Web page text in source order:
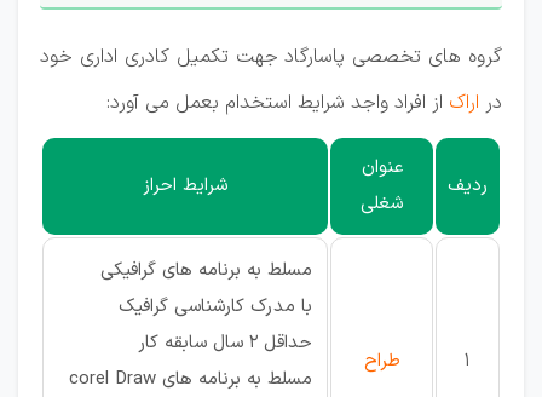
گروه های تخصصی پاسارگاد جهت تکمیل کادری اداری خود
در اراک از افراد واجد شرایط استخدام بعمل می آورد:
ردیف
عنوان
شغلی
شرایط احراز
1 طراح
مسلط به برنامه های گرافیکی
با مدرک کارشناسی گرافیک
حداقل 2 سال سابقه کار
مسلط به برنامه های corel Draw